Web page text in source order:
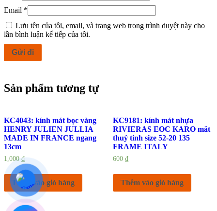
Email *
Lưu tên của tôi, email, và trang web trong trình duyệt này cho
lần bình luận kế tiếp của tôi.
Sản phẩm tương tự
KC4043: kính mát bọc vàng
HENRY JULIEN JULLIA
MADE IN FRANCE ngang
13cm
1,000 ₫
Thêm vào giỏ hàng
KC9181: kính mát nhựa
RIVIERAS EOC KARO mắt
thuỷ tinh size 52-20 135
FRAME ITALY
600 ₫
Thêm vào giỏ hàng